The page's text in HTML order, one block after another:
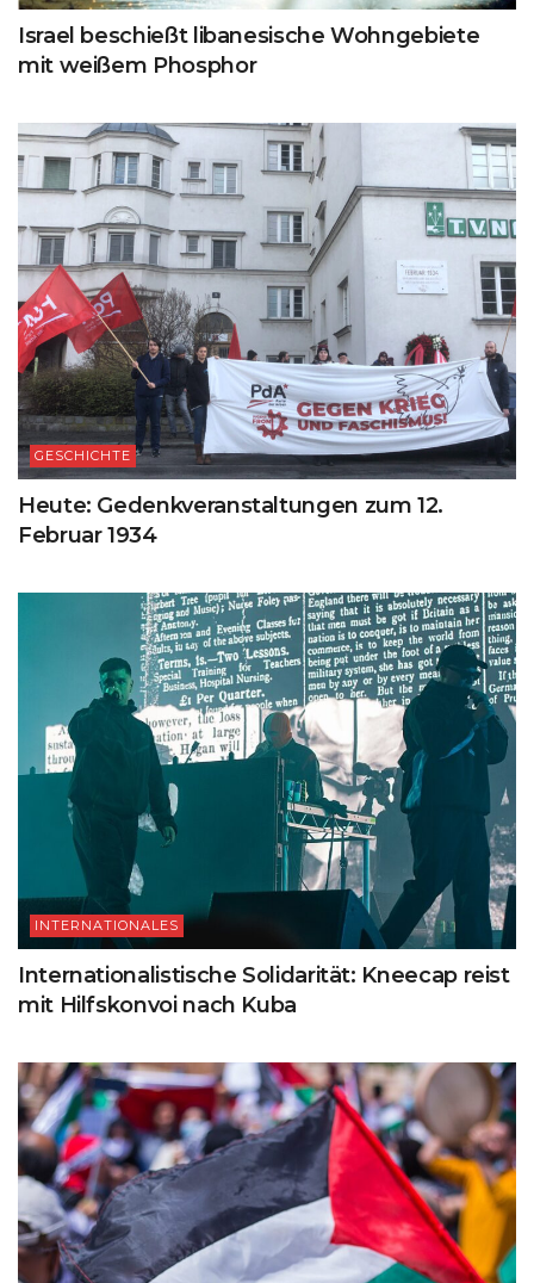
Israel beschießt libanesische Wohngebiete
mit weißem Phosphor
GESCHICHTE
Heute: Gedenkveranstaltungen zum 12.
Februar 1934
INTERNATIONALES
Internationalistische Solidarität: Kneecap reist
mit Hilfskonvoi nach Kuba